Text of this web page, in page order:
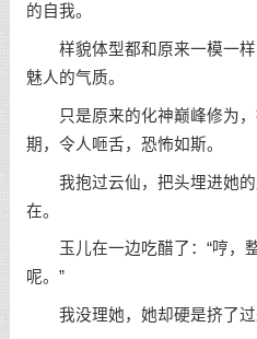
的自我。
样貌体型都和原来一模一样
魅人的气质。
只是原来的化神巅峰修为，
期，令人咂舌，恐怖如斯。
我抱过云仙，把头埋进她的
在。
玉儿在一边吃醋了：“哼，
呢。”
我没理她，她却硬是挤了过